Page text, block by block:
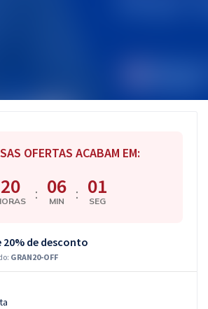
OFERTAS ACABAM EM:
20 : 06
MIN : 01
SEG
20% de desconto
GRAN20-OFF